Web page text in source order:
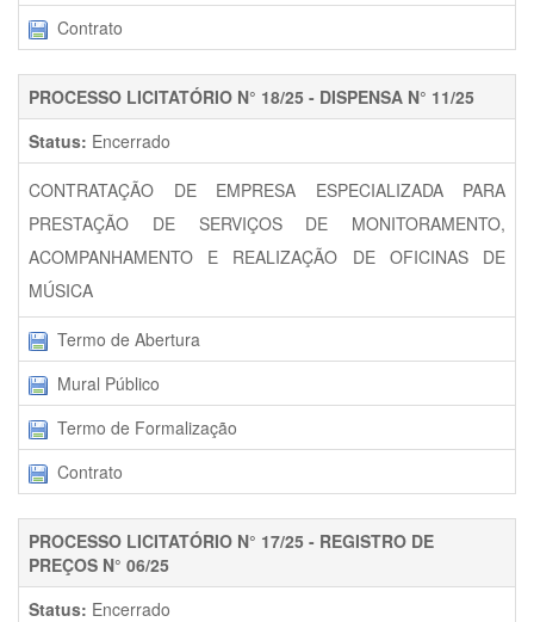
Contrato
PROCESSO LICITATÓRIO N° 18/25 - DISPENSA N° 11/25
Status: Encerrado
CONTRATAÇÃO DE EMPRESA ESPECIALIZADA PARA
PRESTAÇÃO DE SERVIÇOS DE MONITORAMENTO,
ACOMPANHAMENTO E REALIZAÇÃO DE OFICINAS DE
MÚSICA
Termo de Abertura
Mural Público
Termo de Formalização
Contrato
PROCESSO LICITATÓRIO N° 17/25 - REGISTRO DE
PREÇOS N° 06/25
Status: Encerrado